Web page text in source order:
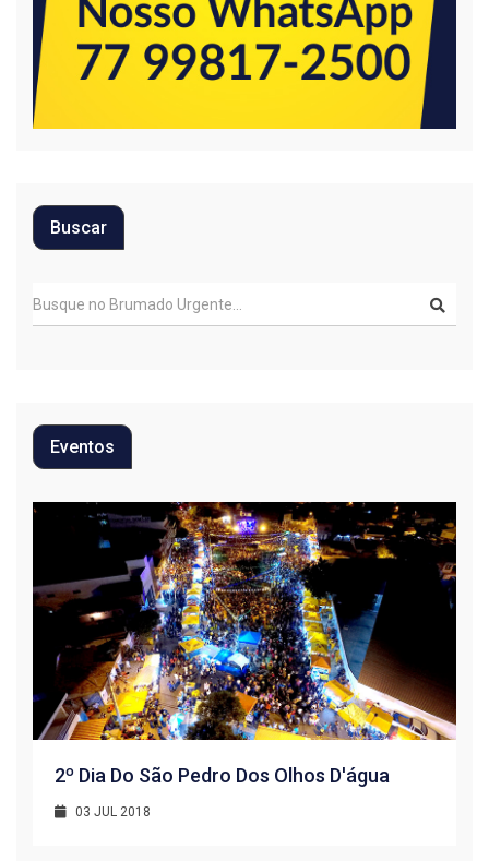
Buscar
Eventos
2º Dia Do São Pedro Dos Olhos D'água
03 JUL 2018